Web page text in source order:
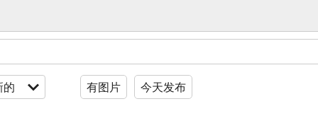
的 有图片 今天发布